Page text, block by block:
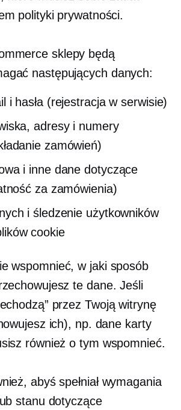
polityki prywatności.
sklepy będą
następujących danych:
i hasła (rejestracja w serwisie)
adresy i numery
zamówień)
i inne dane dotyczące
za zamówienia)
i śledzenie użytkowników
cookie
wspomnieć, w jaki sposób
te dane. Jeśli
przez Twoją witrynę
ich), np. dane karty
również o tym wspomnieć.
abyś spełniał wymagania
stanu dotyczące